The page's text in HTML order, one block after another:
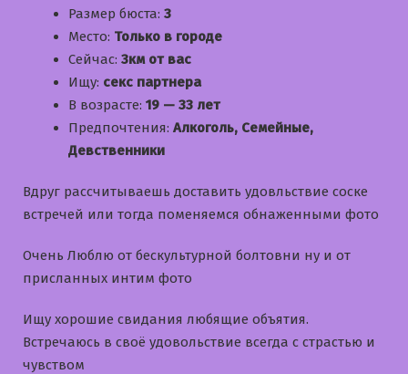
Размер бюста: 3
Место: Только в городе
Сейчас: 3км от вас
Ищу: секс партнера
В возрасте: 19 — 33 лет
Предпочтения: Алкоголь, Семейные,
Девственники
Вдруг рассчитываешь доставить удовльствие соске
встречей или тогда поменяемся обнаженными фото
Очень Люблю от бескультурной болтовни ну и от
присланных интим фото
Ищу хорошие свидания любящие объятия.
Встречаюсь в своё удовольствие всегда с страстью и
чувством